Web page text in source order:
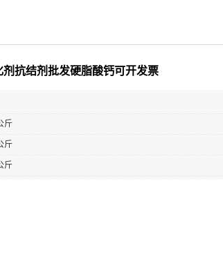
抗结剂批发硬脂酸钙可开发票
斤
斤
斤